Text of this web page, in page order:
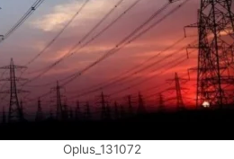
Oplus_131072